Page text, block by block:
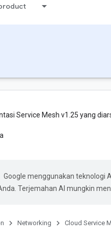
Service Mesh v1.25 yang
Google menggunakan teknologi
Terjemahan AI mungkin
Networking Cloud Service